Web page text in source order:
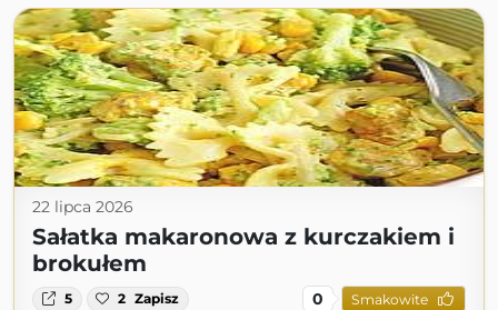
22 lipca 2026
Sałatka makaronowa z kurczakiem i
brokułem
5 2 Zapisz 0 Smakowite